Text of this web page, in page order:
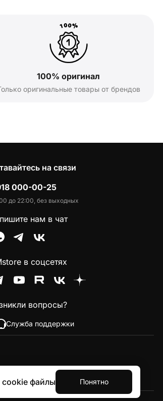
100% оригинал
оригинальные товары от брендов
на связи
000-00-25
до 22:00, без выходных
нам в чат
в соцсетях
вопросы?
Служба поддержки
файлы Понятно